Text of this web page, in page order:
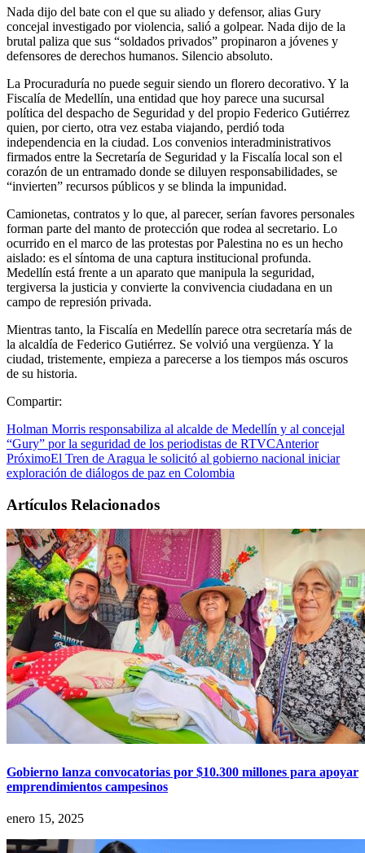
Nada dijo del bate con el que su aliado y defensor, alias Gury
concejal investigado por violencia, salió a golpear. Nada dijo de la
brutal paliza que sus “soldados privados” propinaron a jóvenes y
defensores de derechos humanos. Silencio absoluto.
La Procuraduría no puede seguir siendo un florero decorativo. Y la
Fiscalía de Medellín, una entidad que hoy parece una sucursal
política del despacho de Seguridad y del propio Federico Gutiérrez
quien, por cierto, otra vez estaba viajando, perdió toda
independencia en la ciudad. Los convenios interadministrativos
firmados entre la Secretaría de Seguridad y la Fiscalía local son el
corazón de un entramado donde se diluyen responsabilidades, se
“invierten” recursos públicos y se blinda la impunidad.
Camionetas, contratos y lo que, al parecer, serían favores personales
forman parte del manto de protección que rodea al secretario. Lo
ocurrido en el marco de las protestas por Palestina no es un hecho
aislado: es el síntoma de una captura institucional profunda.
Medellín está frente a un aparato que manipula la seguridad,
tergiversa la justicia y convierte la convivencia ciudadana en un
campo de represión privada.
Mientras tanto, la Fiscalía en Medellín parece otra secretaría más de
la alcaldía de Federico Gutiérrez. Se volvió una vergüenza. Y la
ciudad, tristemente, empieza a parecerse a los tiempos más oscuros
de su historia.
Compartir:
Holman Morris responsabiliza al alcalde de Medellín y al concejal
“Gury” por la seguridad de los periodistas de RTVCAnterior
PróximoEl Tren de Aragua le solicitó al gobierno nacional iniciar
exploración de diálogos de paz en Colombia
Artículos Relacionados
Gobierno lanza convocatorias por $10.300 millones para apoyar
emprendimientos campesinos
enero 15, 2025